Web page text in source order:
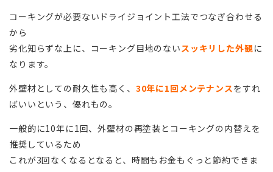
コーキングが必要ないドライジョイント工法でつなぎ合わせる
から
劣化知らずな上に、コーキング目地のないスッキリした外観に
なります。
外壁材としての耐久性も高く、 30年に1回メンテナンスをすれ
ばいいという、優れもの。
一般的に10年に1回、外壁材の再塗装とコーキングの内替えを
推奨しているため
これが3回なくなるとなると、時間もお金もぐっと節約できま